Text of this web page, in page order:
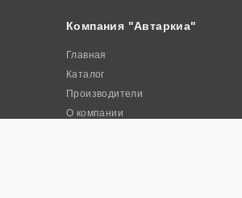
Компания "Автаркиа"
Главная
Каталог
Производители
О компании